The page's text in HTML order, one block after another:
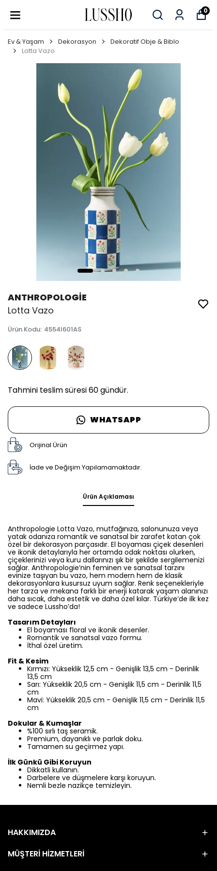
0
Ev & Yaşam Dekorasyon
Dekoratif Obje & Biblo
Lotta Vazo
ANTHROPOLOGİE
Lotta Vazo
Ürün Kodu: 4554I601AS
Tahmini teslim süresi 60 gündür.
WHATSAPP
Orijinal Ürün
İade ve Değişim Yapılamamaktadır.
Ürün Açıklaması
Anthropologie Lotta Vazo, mutfağınıza, salonunuza veya
yatak odanıza romantik ve sanatsal bir zarafet katan çok
özel bir dekorasyon parçasıdır. El boyaması çiçek desenleri
ve ikonik detaylarıyla her ortamda odak noktası olurken,
çiçeklerinizi veya kuru dallarınızı şık bir şekilde sergilemenizi
sağlar. Anthropologie’nin feminen ve sanatsal tarzını
evinize taşıyan bu vazo, hem modern hem de klasik
dekorasyonlara kusursuz uyum sağlar. Renk seçenekleriyle
her tarza ve mekana farklı bir enerji katarak yaşam alanınızı
daha sıcak, daha estetik ve daha özel kılar. Türkiye’de ilk kez
ve sadece Lussho’da!
Tasarım Detayları
El boyaması floral ve ikonik desenler.
Romantik ve sanatsal vazo formu.
İthal özel üretim.
Fit & Kesim
Kırmızı: Yükseklik 12,5 cm - Genişlik 13,5 cm - Derinlik
13,5 cm
Sarı: Yükseklik 20,5 cm - Genişlik 11,5 cm - Derinlik 11,5
cm
Mavi: Yükseklik 20,5 cm - Genişlik 11,5 cm - Derinlik 11,5
cm
Dokular & Kumaşlar
%100 sırlı taş seramik.
Premium, dayanıklı ve parlak doku.
Tamamen su geçirmez yapı.
İlk Günkü Gibi Koruyun
Dikkatli kullanın.
Darbelere ve düşmelere karşı koruyun.
Nemli bezle nazikçe temizleyin.
HAKKIMIZDA
MÜŞTERİ HİZMETLERİ